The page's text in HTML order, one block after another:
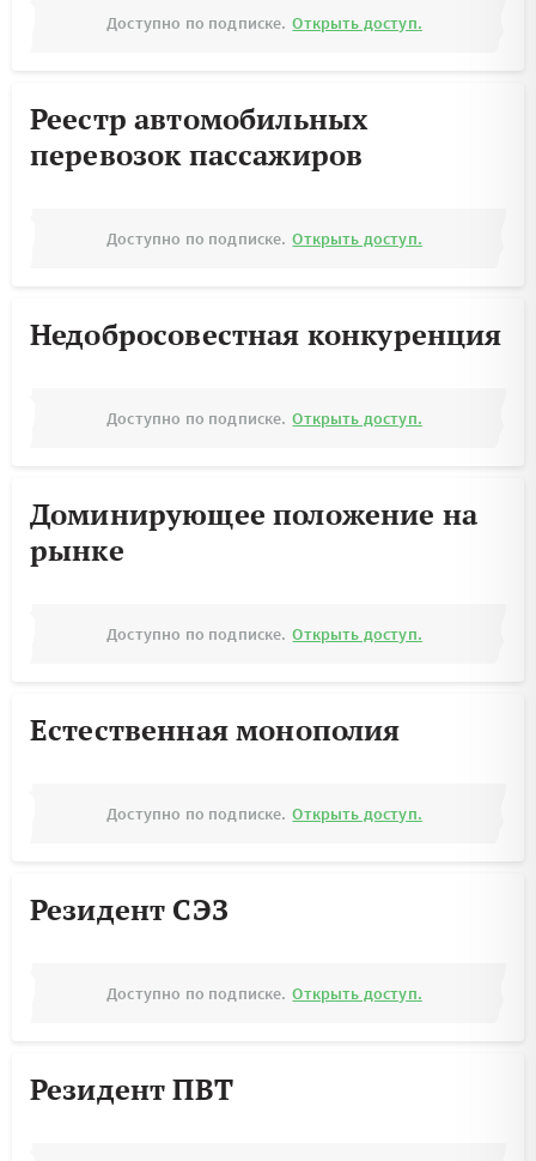
Доступно по подписке. Открыть доступ.
Реестр автомобильных
перевозок пассажиров
Доступно по подписке. Открыть доступ.
Недобросовестная конкуренция
Доступно по подписке. Открыть доступ.
Доминирующее положение на
рынке
Доступно по подписке. Открыть доступ.
Естественная монополия
Доступно по подписке. Открыть доступ.
Резидент СЭЗ
Доступно по подписке. Открыть доступ.
Резидент ПВТ